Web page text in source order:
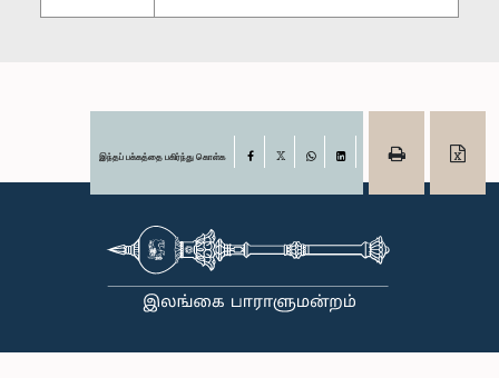
இந்தப் பக்கத்தை பகிர்ந்து கொள்க Facebook